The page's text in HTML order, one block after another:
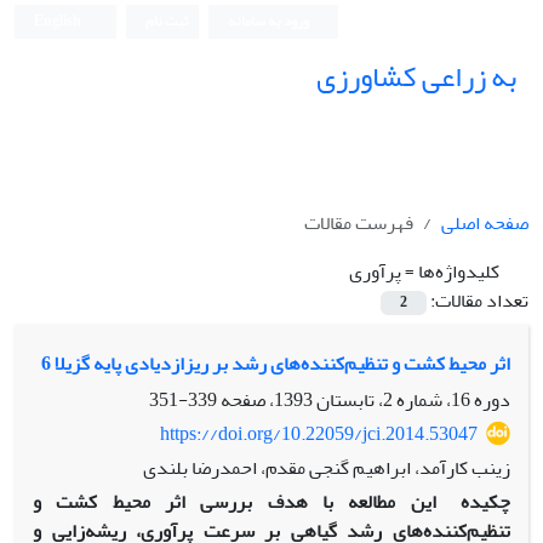
به زراعی کشاورزی
صفحه اصلی
فهرست مقالات
کلیدواژه‌ها =پرآوری
تعداد مقالات:
2
اثر محیط کشت و تنظیم‌کننده‌های رشد بر ریزازدیادی پایه گزیلا 6
دوره 16، شماره 2، تابستان 1393، صفحه
339-351
https://doi.org/10.22059/jci.2014.53047
زینب کارآمد، ابراهیم گنجی مقدم، احمدرضا بلندی
چکیده
این مطالعه با هدف بررسی اثر محیط کشت و
تنظیم‌کننده‌های رشد گیاهی بر سرعت پرآوری، ریشه‌زایی و